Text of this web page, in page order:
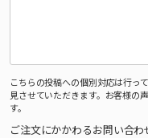
こちらの投稿への個別対応は行っ
見させていただきます。お客様の
す。
ご注文にかかわるお問い合わ